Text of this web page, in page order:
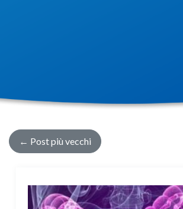
← Post più vecchi